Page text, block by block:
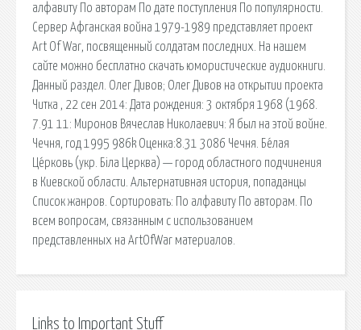
алфавиту По авторам По дате поступления По популярности.
Сервер Афганская война 1979-1989 представляет проект
Art Of War, посвященный солдатам последних. На нашем
сайте можно бесплатно скачать юмористические аудиокниги.
Данный раздел. Олег Дивов; Олег Дивов на открытии проекта
Читка , 22 сен 2014: Дата рождения: 3 октября 1968 (1968.
7.91 11: Миронов Вячеслав Николаевич: Я был на этой войне.
Чечня, год 1995 986k Оценка:8.31 3086 Чечня. Бе́лая
Це́рковь (укр. Біла Церква) — город областного подчинения
в Киевской области. Альтернативная история, попаданцы
Список жанров. Сортировать: По алфавиту По авторам. По
всем вопросам, связанным с использованием
представленных на ArtOfWar материалов.
Links to Important Stuff